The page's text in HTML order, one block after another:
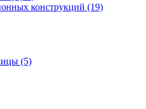
конструкций (19)
(5)